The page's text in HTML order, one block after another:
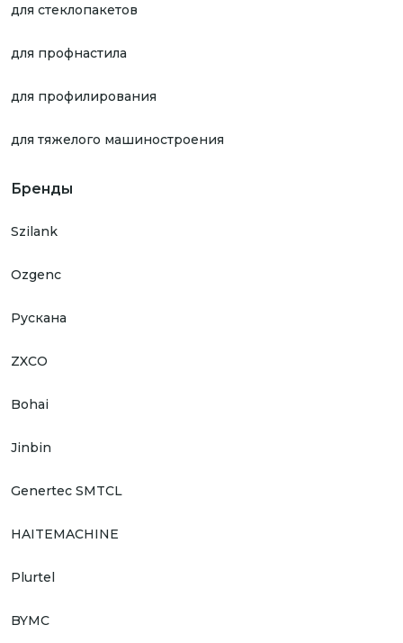
для стеклопакетов
для профнастила
для профилирования
для тяжелого машиностроения
Бренды
Szilank
Ozgenc
Рускана
ZXCO
Bohai
Jinbin
Genertec SMTCL
HAITEMACHINE
Plurtel
BYMC